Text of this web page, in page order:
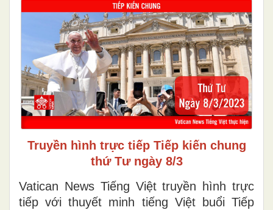
Truyền hình trực tiếp Tiếp kiến chung
thứ Tư ngày 8/3
Vatican News Tiếng Việt truyền hình trực
tiếp với thuyết minh tiếng Việt buổi Tiếp